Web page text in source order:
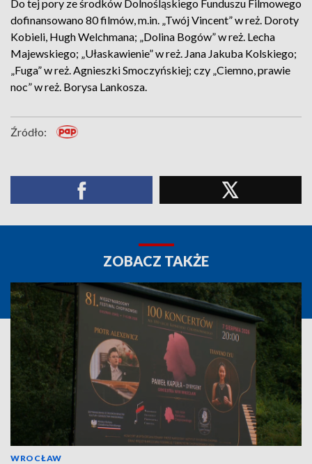
Do tej pory ze środków Dolnośląskiego Funduszu Filmowego
dofinansowano 80 filmów, m.in. „Twój Vincent” w reż. Doroty
Kobieli, Hugh Welchmana; „Dolina Bogów” w reż. Lecha
Majewskiego; „Ułaskawienie” w reż. Jana Jakuba Kolskiego;
„Fuga” w reż. Agnieszki Smoczyńskiej; czy „Ciemno, prawie
noc” w reż. Borysa Lankosza.
Źródło:
ZOBACZ TAKŻE
WROCŁAW